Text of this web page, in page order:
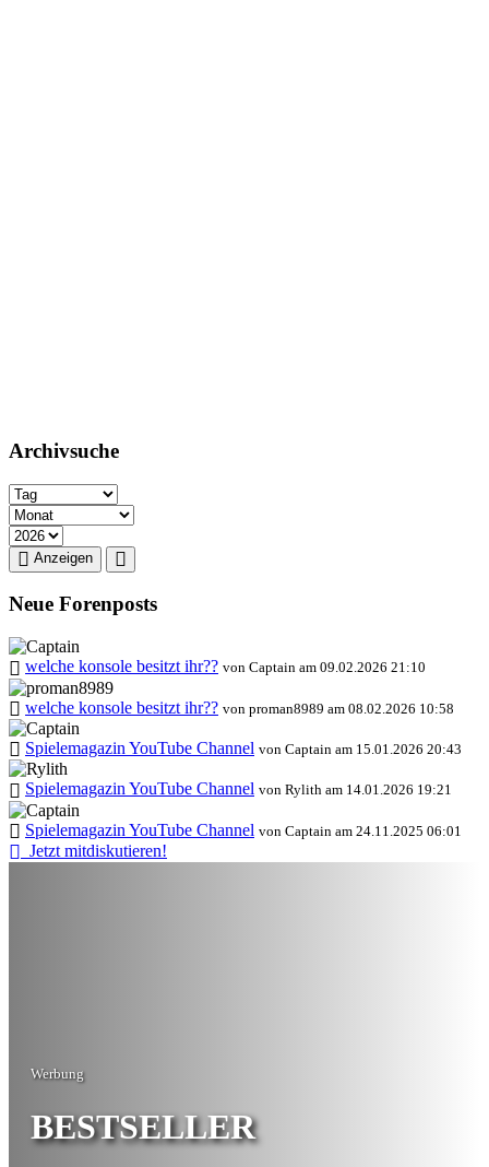
Archivsuche
Anzeigen
Neue Forenposts
welche konsole besitzt ihr?? von Captain am 09.02.2026 21:10
welche konsole besitzt ihr?? von proman8989 am 08.02.2026 10:58
Spielemagazin YouTube Channel von Captain am 15.01.2026 20:43
Spielemagazin YouTube Channel von Rylith am 14.01.2026 19:21
Spielemagazin YouTube Channel von Captain am 24.11.2025 06:01
Jetzt mitdiskutieren!
Werbung
BESTSELLER